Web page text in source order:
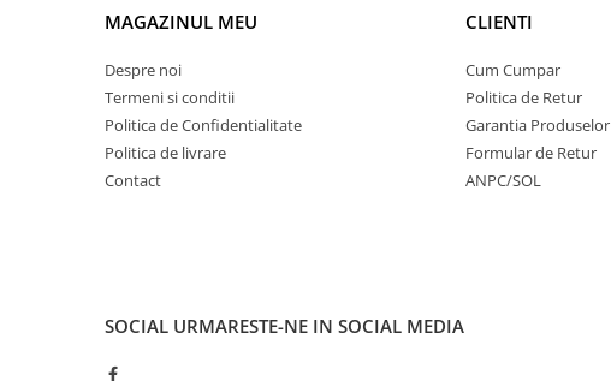
MAGAZINUL MEU
Despre noi
Termeni si conditii
Politica de Confidentialitate
Politica de livrare
Contact
CLIENTI
Cum Cumpar
Politica de Retur
Garantia Produselor
Formular de Retur
ANPC/SOL
SOCIAL URMARESTE-NE IN SOCIAL MEDIA